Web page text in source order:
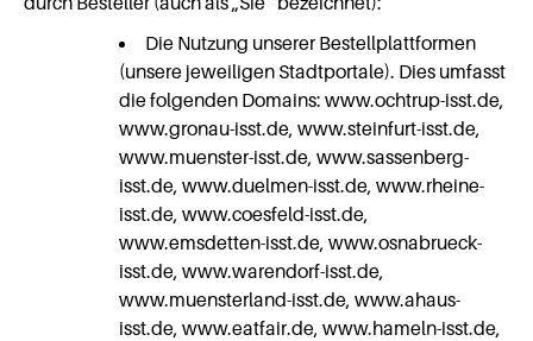
Die Nutzung unserer Bestellplattformen
(unsere jeweiligen Stadtportale). Dies umfasst
die folgenden Domains: www.ochtrup-isst.de,
www.gronau-isst.de, www.steinfurt-isst.de,
www.muenster-isst.de, www.sassenberg-
isst.de, www.duelmen-isst.de, www.rheine-
isst.de, www.coesfeld-isst.de,
www.emsdetten-isst.de, www.osnabrueck-
isst.de, www.warendorf-isst.de,
www.muensterland-isst.de, www.ahaus-
isst.de, www.eatfair.de, www.hameln-isst.de,